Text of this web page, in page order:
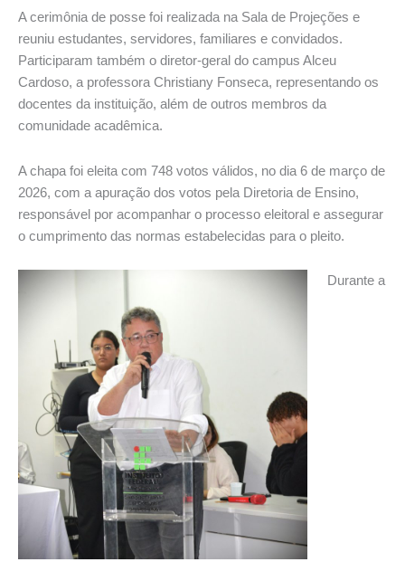
A cerimônia de posse foi realizada na Sala de Projeções e
reuniu estudantes, servidores, familiares e convidados.
Participaram também o diretor-geral do campus Alceu
Cardoso, a professora Christiany Fonseca, representando os
docentes da instituição, além de outros membros da
comunidade acadêmica.
A chapa foi eleita com 748 votos válidos, no dia 6 de março de
2026, com a apuração dos votos pela Diretoria de Ensino,
responsável por acompanhar o processo eleitoral e assegurar
o cumprimento das normas estabelecidas para o pleito.
Durante a